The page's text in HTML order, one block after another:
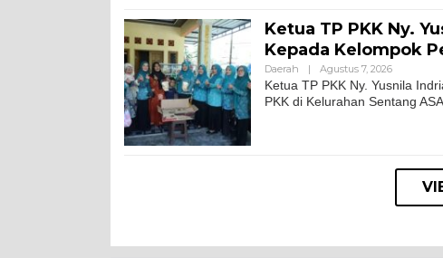
Ketua TP PKK Ny.
Kepada Kelompok
Daerah | Agustus 7, 2026
Ketua TP PKK Ny. Yusnila
PKK di Kelurahan Sentang